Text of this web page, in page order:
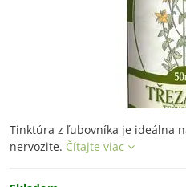
Tinktúra z ľubovníka je ideálna
nervozite. Čítajte viac